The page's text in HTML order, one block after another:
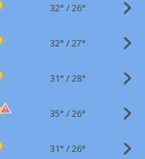
32° /26°
32° /27°
31° /28°
35° /26°
31° /26°